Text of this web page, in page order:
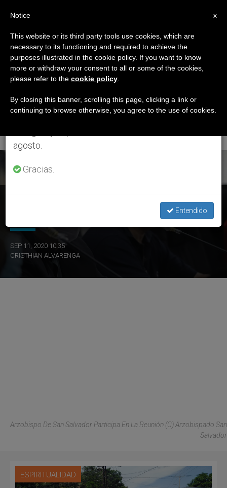
ETIQUETA
Posts Tagged ‘Mons.
José Luis Escobar
ÚLTIMAS NOTICIAS
SEP 11, 2020 10:35
CRISTHIAN ALVARENGA
Arzobispo De San Salvador Participa En La Reunión (C) Arzobispado San
Salvador
ESPIRITUALIDAD
×
Aviso importante
Del 27 de julio al 7 de agosto haremos la pausa
anual, aprovechando que en el periodo de verano
se generan menos informaciones y también el
agosto.
Gracias.
Entendido
x
Notice
This website or its third party tools use cookies, which are
necessary to its functioning and required to achieve the
purposes illustrated in the cookie policy. If you want to know
more or withdraw your consent to all or some of the cookies,
please refer to the cookie policy
By closing this banner, scrolling this page, clicking a link or
continuing to browse otherwise, you agree to the use of cookies.